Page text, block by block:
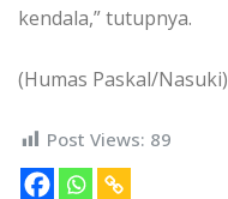
kendala,” tutupnya.
(Humas Paskal/Nasuki)
Post Views: 89